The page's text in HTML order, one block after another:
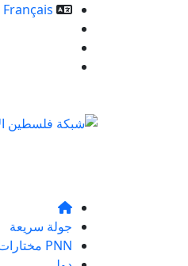
Français
جولة سريعة
PNN مختارات